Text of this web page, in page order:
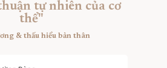
tự nhiên của cơ
thể"
& thấu hiểu bản thân